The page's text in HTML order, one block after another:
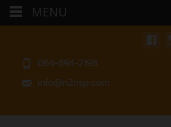
064-894-2198
info@n2nsp.com
MENU